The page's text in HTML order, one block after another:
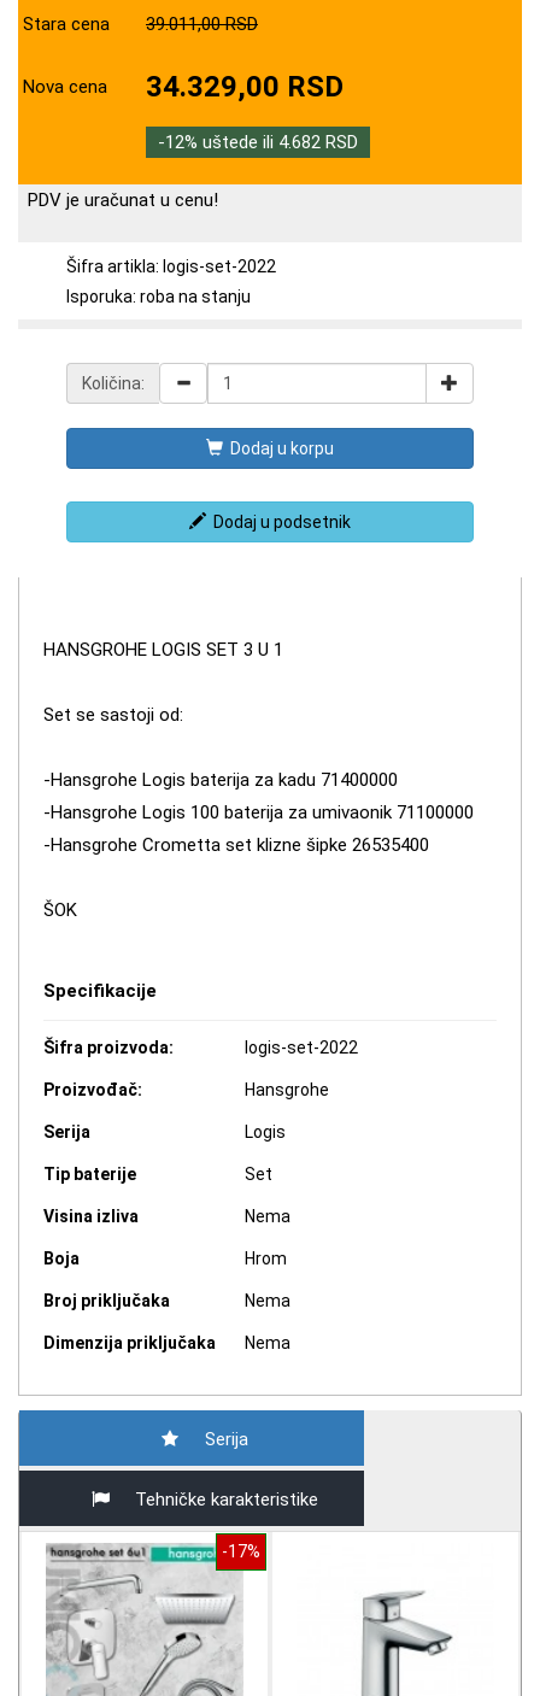
Stara cena 39.011,00 RSD
Nova cena 34.329,00 RSD
-12% uštede ili 4.682 RSD
PDV je uračunat u cenu!
Šifra artikla: logis-set-2022
Isporuka: roba na stanju
Količina:
Dodaj u korpu
Dodaj u podsetnik
HANSGROHE LOGIS SET 3 U 1
Set se sastoji od:
-Hansgrohe Logis baterija za kadu 71400000
-Hansgrohe Logis 100 baterija za umivaonik 71100000
-Hansgrohe Crometta set klizne šipke 26535400
ŠOK
Specifikacije
Šifra proizvoda: logis-set-2022
Proizvođač: Hansgrohe
Serija Logis
Tip baterije Set
Visina izliva Nema
Boja Hrom
Broj priključaka Nema
Dimenzija priključaka Nema
Serija
Tehničke karakteristike
-17%